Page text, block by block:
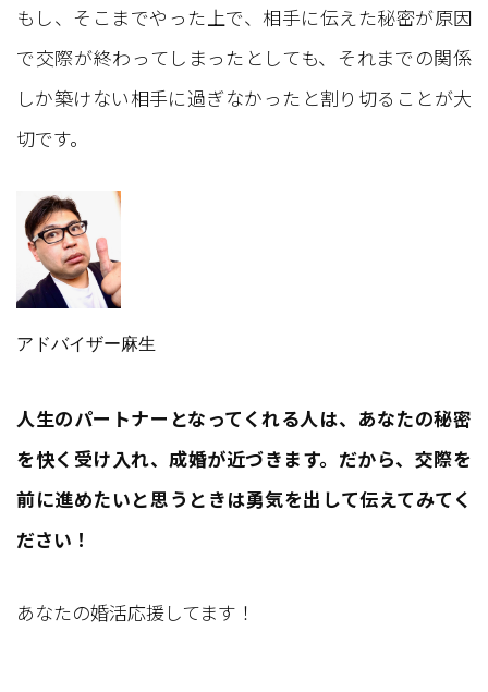
もし、そこまでやった上で、相手に伝えた秘密が原因
で交際が終わってしまったとしても、それまでの関係
しか築けない相手に過ぎなかったと割り切ることが大
切です。
アドバイザー麻生
人生のパートナーとなってくれる人は、あなたの秘密
を快く受け入れ、成婚が近づきます。だから、交際を
前に進めたいと思うときは勇気を出して伝えてみてく
ださい！
あなたの婚活応援してます！